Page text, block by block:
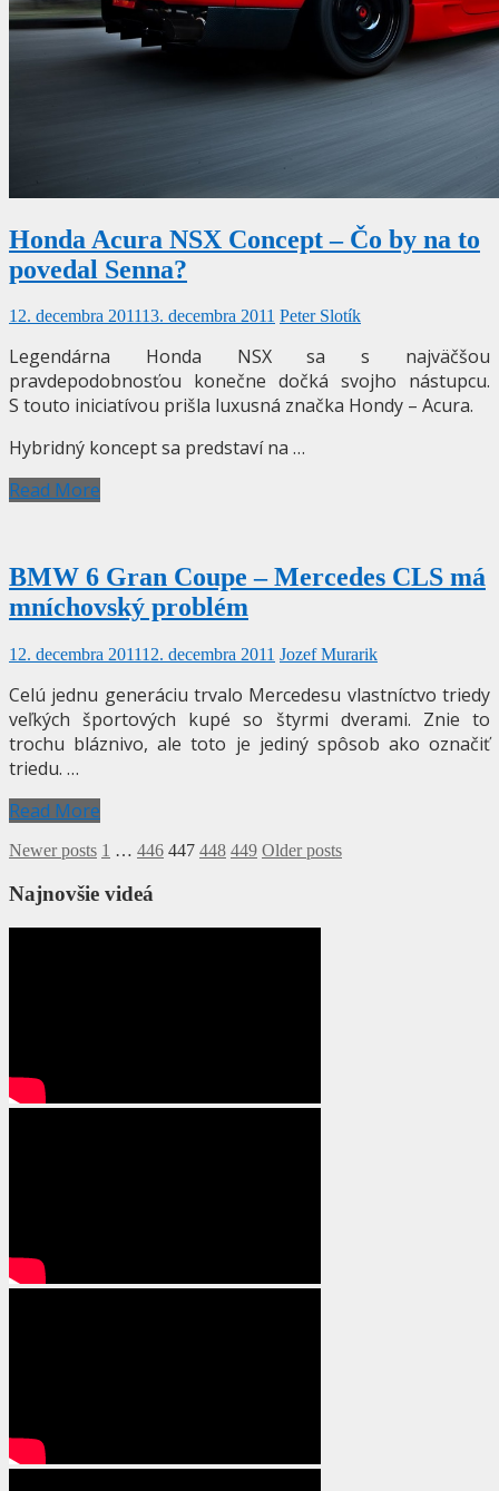
Honda Acura NSX Concept – Čo by na to
povedal Senna?
12. decembra 201113. decembra 2011 Peter Slotík
Legendárna Honda NSX sa s najväčšou
pravdepodobnosťou konečne dočká svojho nástupcu.
S touto iniciatívou prišla luxusná značka Hondy – Acura.
Hybridný koncept sa predstaví na …
Read More
BMW 6 Gran Coupe – Mercedes CLS má
mníchovský problém
12. decembra 201112. decembra 2011 Jozef Murarik
Celú jednu generáciu trvalo Mercedesu vlastníctvo triedy
veľkých športových kupé so štyrmi dverami. Znie to
trochu bláznivo, ale toto je jediný spôsob ako označiť
triedu. …
Read More
Stránkovanie
príspevkov
Newer posts 1 … 446 447 448 449 Older posts
Najnovšie videá